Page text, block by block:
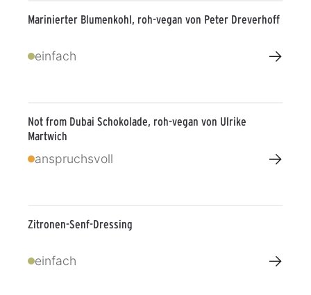
Marinierter Blumenkohl, roh-vegan von Peter Dreverhoff
einfach →
Not from Dubai Schokolade, roh-vegan von Ulrike
Martwich
anspruchsvoll →
Zitronen-Senf-Dressing
einfach →